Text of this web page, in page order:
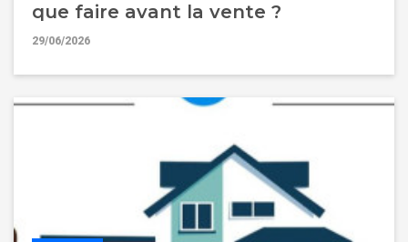
que faire avant la vente ?
29/06/2026